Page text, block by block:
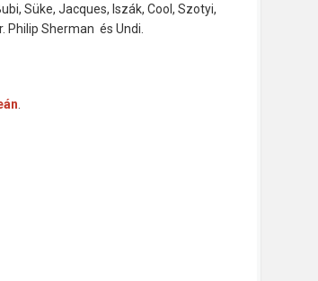
Süke, Jacques, Iszák, Cool, Szotyi,
Philip Sherman és Undi.